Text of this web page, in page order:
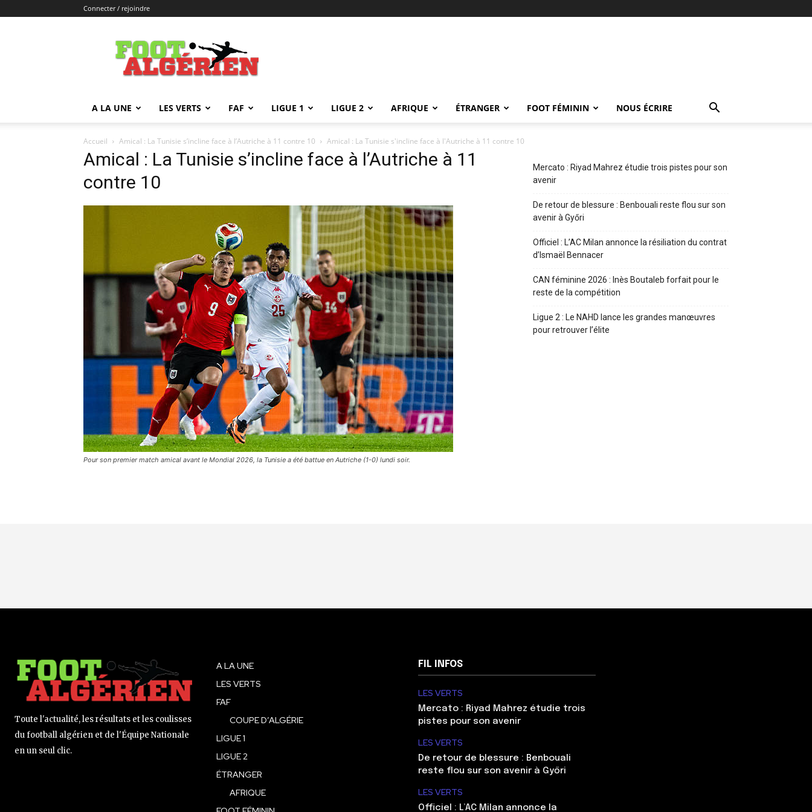
Connecter / rejoindre
FOOTALGERIEN
A LA UNE LES VERTS FAF LIGUE 1 LIGUE 2 AFRIQUE ÉTRANGER FOOT FÉMININ NOUS ÉCRIRE
Accueil Amical : La Tunisie s’incline face à l’Autriche à 11 contre 10 Amical : La Tunisie s'incline face à l'Autriche à 11 contre 10
Amical : La Tunisie s’incline face à l’Autriche à 11
contre 10
Pour son premier match amical avant le Mondial 2026, la Tunisie a été battue en Autriche (1-0) lundi soir.
Mercato : Riyad Mahrez étudie trois pistes pour son
avenir
De retour de blessure : Benbouali reste flou sur son
avenir à Győri
Officiel : L’AC Milan annonce la résiliation du contrat
d’Ismaël Bennacer
CAN féminine 2026 : Inès Boutaleb forfait pour le
reste de la compétition
Ligue 2 : Le NAHD lance les grandes manœuvres
pour retrouver l’élite
Toute l'actualité, les résultats et les coulisses
du football algérien et de l'Équipe Nationale
en un seul clic.
A LA UNE
LES VERTS
FAF
COUPE D’ALGÉRIE
LIGUE 1
LIGUE 2
ÉTRANGER
AFRIQUE
FIL INFOS
LES VERTS
Mercato : Riyad Mahrez étudie trois
pistes pour son avenir
LES VERTS
De retour de blessure : Benbouali
reste flou sur son avenir à Győri
LES VERTS
Officiel : L’AC Milan annonce la